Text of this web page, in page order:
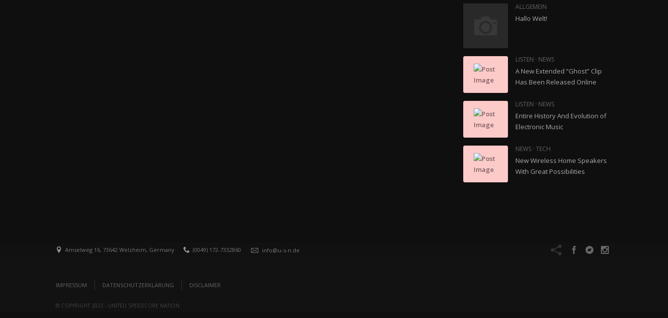
ALLGEMEIN
Hallo Welt!
LISTEN · NEWS
A New Extended “Ghost” Clip
Has Been Released Online
LISTEN · NEWS
Entire History And Evolution of
Electronic Music
NEWS · TECH
New Wireless Home Speakers
With Great Possibilities
Amselweg 16, 73642 Welzheim, Germany (0049) 172-7332860 info@u-s-n.de
IMPRESSUM DATENSCHUTZERKLÄRUNG DISCLAIMER
© COPYRIGHT 2023 - UNITED SPEEDCORE NATION.